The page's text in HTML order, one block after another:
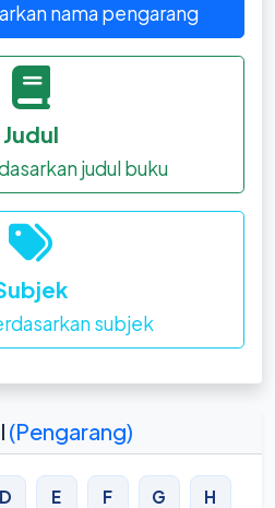
nama pengarang
Judul
judul buku
subjek
(Pengarang)
D E F G H